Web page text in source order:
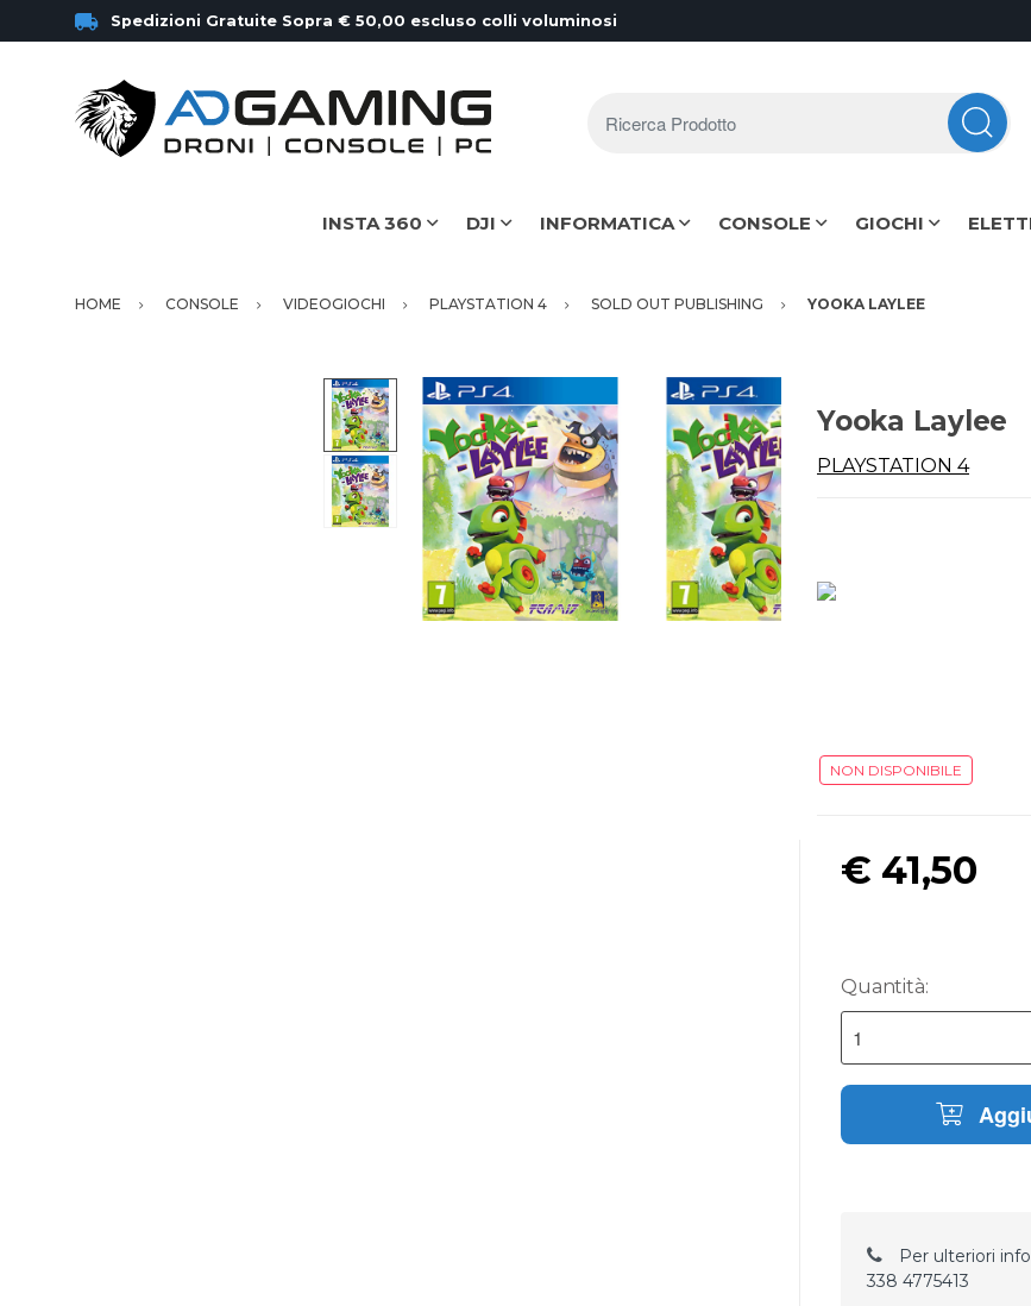
Spedizioni Gratuite Sopra € 50,00 escluso colli voluminosi
INSTA 360 DJI INFORMATICA CONSOLE GIOCHI
HOME CONSOLE VIDEOGIOCHI PLAYSTATION 4 SOLD OUT PUBLISHING YOOKA LAYLEE
Yooka Laylee
PLAYSTATION 4
NON DISPONIBILE
€ 41,50
Quantità:
Per ulteriori
338 4775413